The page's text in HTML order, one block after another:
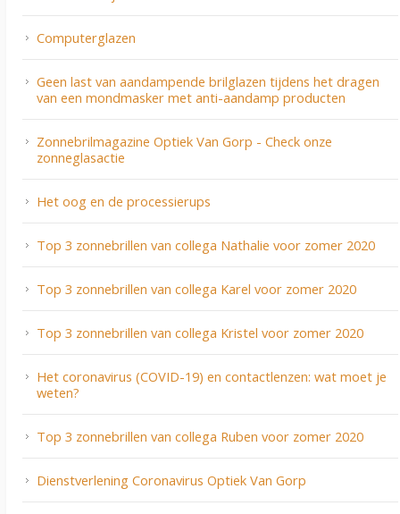
Computerglazen
Geen last van aandampende brilglazen tijdens het dragen
van een mondmasker met anti-aandamp producten
Zonnebrilmagazine Optiek Van Gorp - Check onze
zonneglasactie
Het oog en de processierups
Top 3 zonnebrillen van collega Nathalie voor zomer 2020
Top 3 zonnebrillen van collega Karel voor zomer 2020
Top 3 zonnebrillen van collega Kristel voor zomer 2020
Het coronavirus (COVID-19) en contactlenzen: wat moet je
weten?
Top 3 zonnebrillen van collega Ruben voor zomer 2020
Dienstverlening Coronavirus Optiek Van Gorp